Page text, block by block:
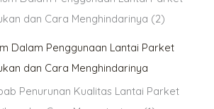
Dalam Penggunaan Lantai Parket
dan Cara Menghindarinya